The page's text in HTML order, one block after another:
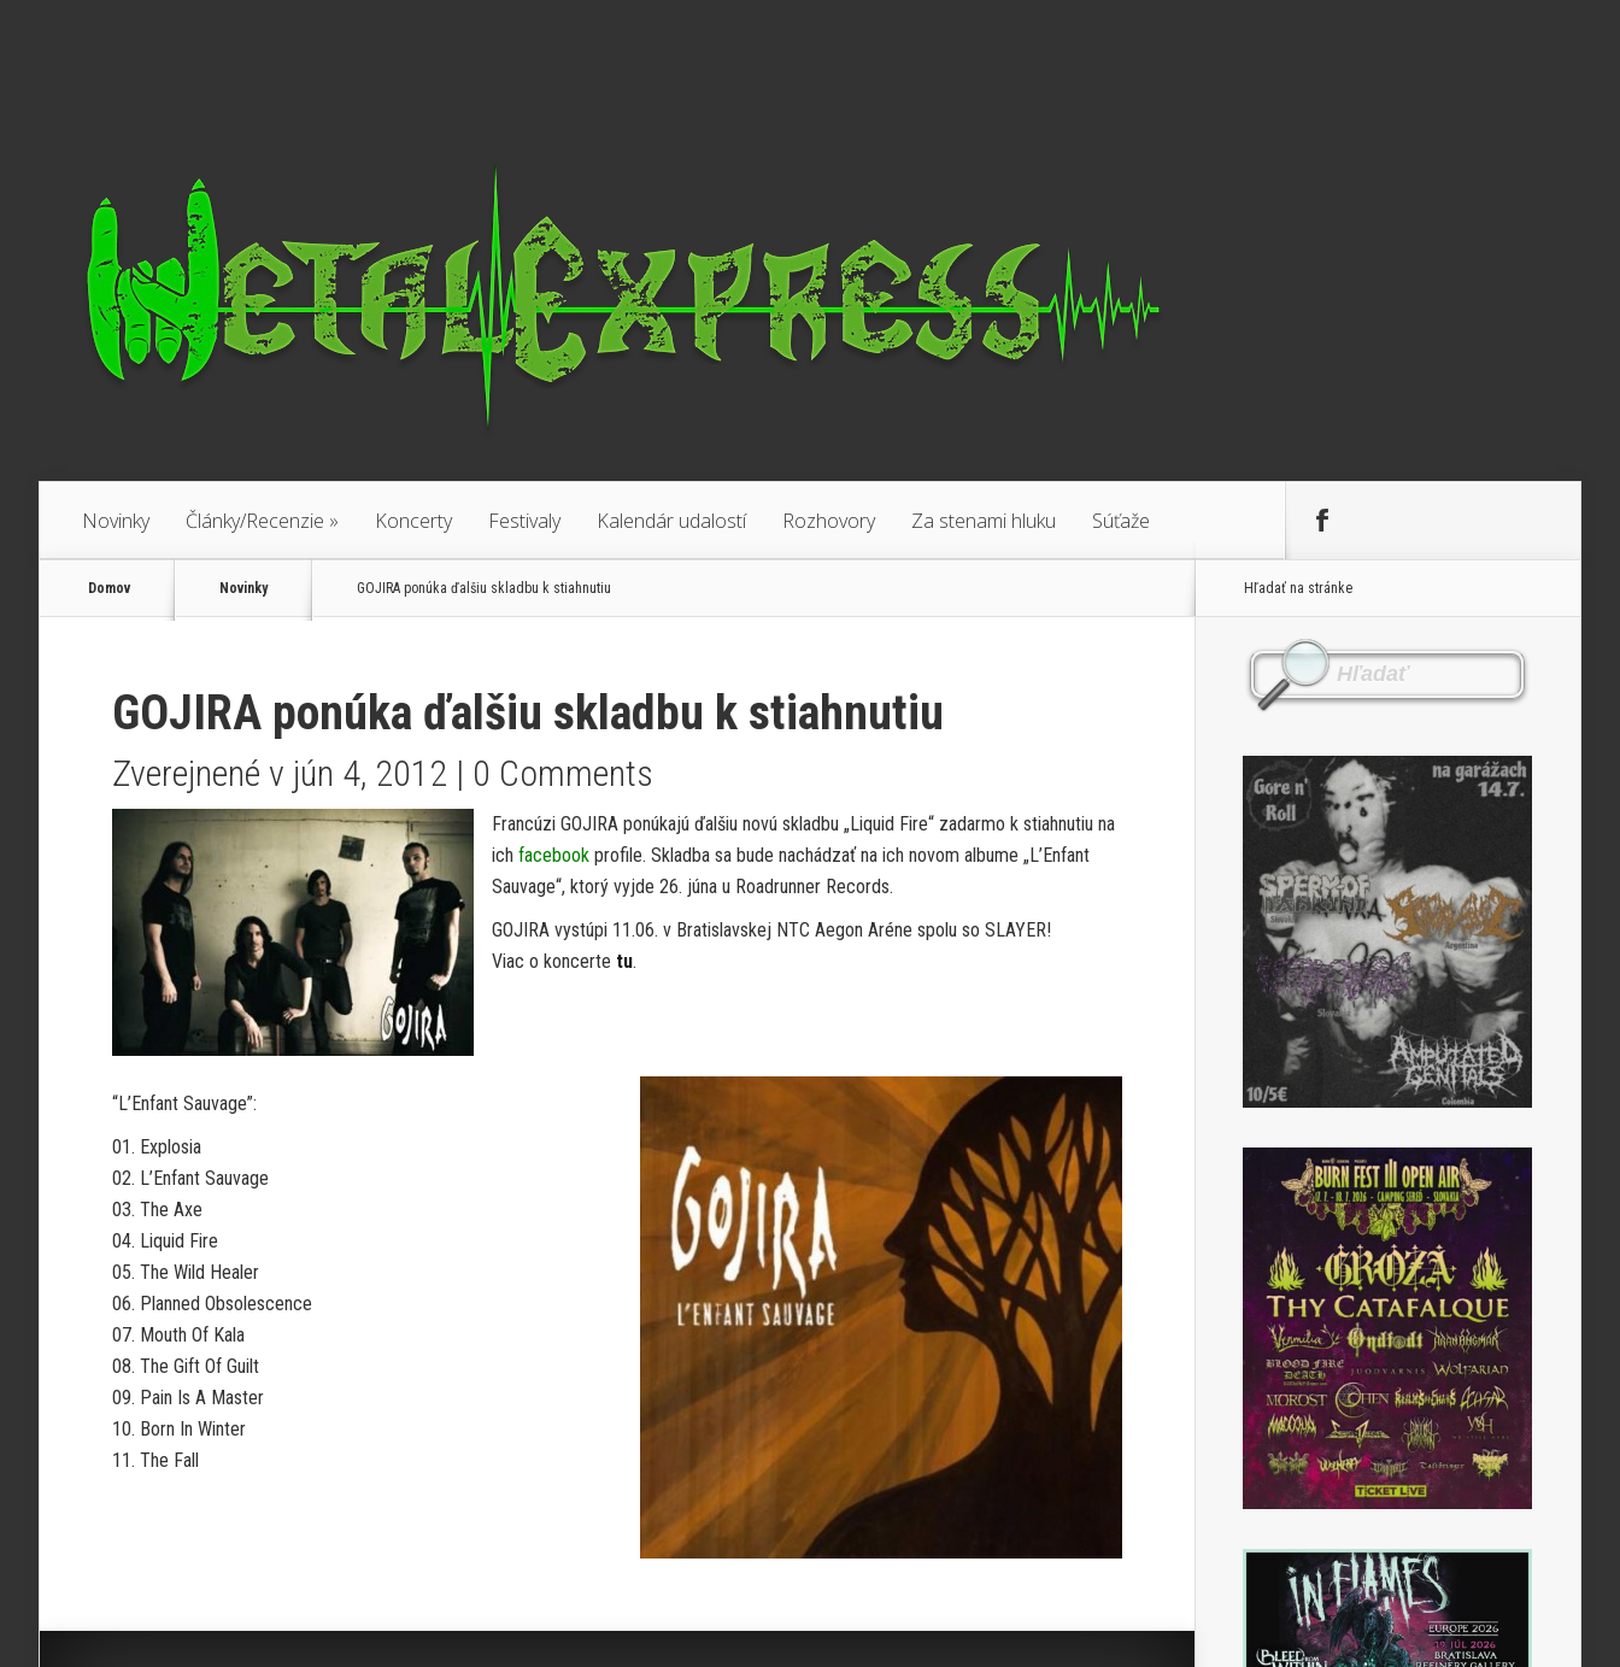
Novinky Články/Recenzie » Koncerty Festivaly Kalendár udalostí Rozhovory Za stenami hluku Súťaže
Domov Novinky GOJIRA ponúka ďalšiu skladbu k stiahnutiu
GOJIRA ponúka ďalšiu skladbu k stiahnutiu
Zverejnené v jún 4, 2012 | 0 Comments
Francúzi GOJIRA ponúkajú ďalšiu novú skladbu „Liquid Fire“ zadarmo k stiahnutiu na
ich facebook profile. Skladba sa bude nachádzať na ich novom albume „L’Enfant
Sauvage“, ktorý vyjde 26. júna u Roadrunner Records.
GOJIRA vystúpi 11.06. v Bratislavskej NTC Aegon Aréne spolu so SLAYER!
Viac o koncerte tu.
“L’Enfant Sauvage”:
01. Explosia
02. L’Enfant Sauvage
03. The Axe
04. Liquid Fire
05. The Wild Healer
06. Planned Obsolescence
07. Mouth Of Kala
08. The Gift Of Guilt
09. Pain Is A Master
10. Born In Winter
11. The Fall
Hľadať na stránke